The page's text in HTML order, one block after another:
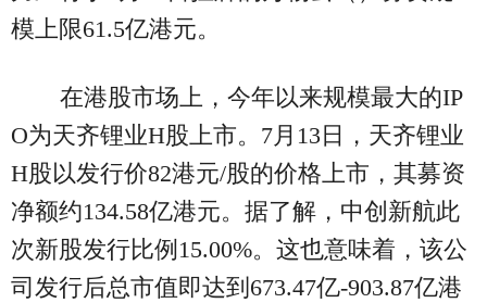
模上限61.5亿港元。
在港股市场上，今年以来规模最大的IP
O为天齐锂业H股上市。7月13日，天齐锂业
H股以发行价82港元/股的价格上市，其募资
净额约134.58亿港元。据了解，中创新航此
次新股发行比例15.00%。这也意味着，该公
司发行后总市值即达到673.47亿-903.87亿港